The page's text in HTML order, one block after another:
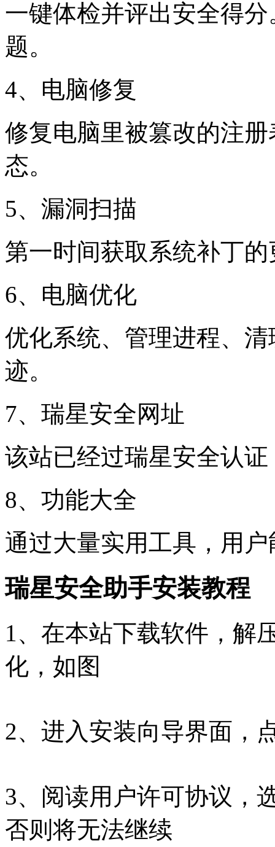
一键体检并评出安全得
题。
4、电脑修复
修复电脑里被篡改的注
态。
5、漏洞扫描
第一时间获取系统补丁
6、电脑优化
优化系统、管理进程、
迹。
7、瑞星安全网址
该站已经过瑞星安全认
8、功能大全
通过大量实用工具，用
瑞星安全助手安装教程
1、在本站下载软件，解
化，如图
2、进入安装向导界面，
3、阅读用户许可协议，
否则将无法继续